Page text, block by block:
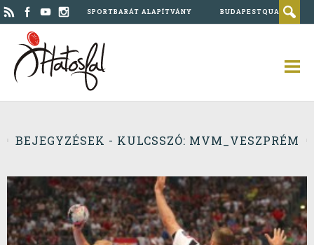
SPORTBARÁT ALAPÍTVÁNY BUDAPESTQUAD
BEJEGYZÉSEK - KULCSSZÓ: MVM_VESZPRÉM